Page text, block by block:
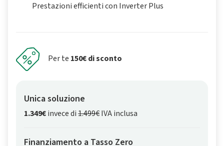
Prestazioni efficienti con Inverter Plus
Per te 150€ di sconto
Unica soluzione
1.349€invece di1.499€IVA inclusa
Finanziamento a Tasso Zero